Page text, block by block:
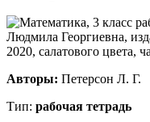
Авторы: Петерсон Л. Г.
Тип: рабочая тетрадь